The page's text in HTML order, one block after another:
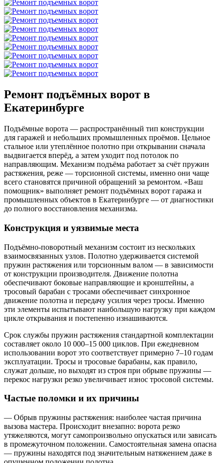
Ремонт подъёмных ворот в
Екатеринбурге
Подъёмные ворота — распространённый тип конструкции
для гаражей и небольших промышленных проёмов. Цельное
стальное или утеплённое полотно при открывании сначала
выдвигается вперёд, а затем уходит под потолок по
направляющим. Механизм подъёма работает за счёт пружин
растяжения, реже — торсионной системы, именно они чаще
всего становятся причиной обращений за ремонтом. «Ваш
помощник» выполняет ремонт подъёмных ворот гаража и
промышленных объектов в Екатеринбурге — от диагностики
до полного восстановления механизма.
Конструкция и уязвимые места
Подъёмно-поворотный механизм состоит из нескольких
взаимосвязанных узлов. Полотно удерживается системой
пружин растяжения или торсионным валом — в зависимости
от конструкции производителя. Движение полотна
обеспечивают боковые направляющие и кронштейны, а
тросовый барабан с тросами обеспечивает синхронное
движение полотна и передачу усилия через тросы. Именно
эти элементы испытывают наибольшую нагрузку при каждом
цикле открывания и постепенно изнашиваются.
Срок службы пружин растяжения стандартной комплектации
составляет около 10 000–15 000 циклов. При ежедневном
использовании ворот это соответствует примерно 7–10 годам
эксплуатации. Тросы и тросовые барабаны, как правило,
служат дольше, но выходят из строя при обрыве пружины —
перекос нагрузки резко увеличивает износ тросовой системы.
Частые поломки и их причины
— Обрыв пружины растяжения: наиболее частая причина
вызова мастера. Происходит внезапно: ворота резко
утяжеляются, могут самопроизвольно опускаться или зависать
в промежуточном положении. Самостоятельная замена опасна
— пружины находятся под значительным натяжением даже в